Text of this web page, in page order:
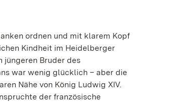
ordnen und mit klarem Kopf
Kindheit im Heidelberger
jüngeren Bruder des
war wenig glücklich – aber die
Nähe von König Ludwig XIV.
der französische